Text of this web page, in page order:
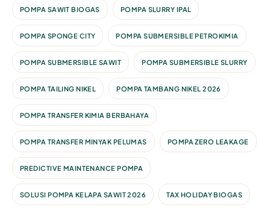
POMPA SAWIT BIOGAS POMPA SLURRY IPAL
POMPA SPONGE CITY POMPA SUBMERSIBLE PETROKIMIA
POMPA SUBMERSIBLE SAWIT POMPA SUBMERSIBLE SLURRY
POMPA TAILING NIKEL POMPA TAMBANG NIKEL 2026
POMPA TRANSFER KIMIA BERBAHAYA
POMPA TRANSFER MINYAK PELUMAS POMPA ZERO LEAKAGE
PREDICTIVE MAINTENANCE POMPA
SOLUSI POMPA KELAPA SAWIT 2026 TAX HOLIDAY BIOGAS